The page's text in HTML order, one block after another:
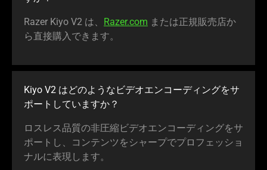
Razer Kiyo V2 は、 Razer.com または正規販売店か
ら直接購入でき ます。
Kiyo V2 はどのようなビデオエンコーディングをサ
ポートしていま すか ？
ロスレス品質の非圧縮ビデオエンコーディングをサ
ポートし、コンテンツをシャープでプロフェッショ
ナルに表現し ます。